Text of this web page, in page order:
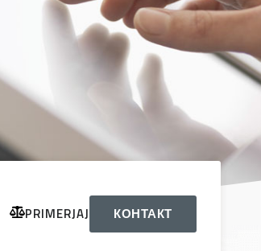
PRIMERJAJ КОНТАКТ